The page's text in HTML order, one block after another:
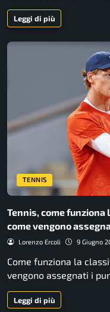
Leggi di più
TENNIS
Tennis, come
come vengono
Lorenzo Ercoli 9 Giugno
Come funziona la
vengono assegnati i
Leggi di più